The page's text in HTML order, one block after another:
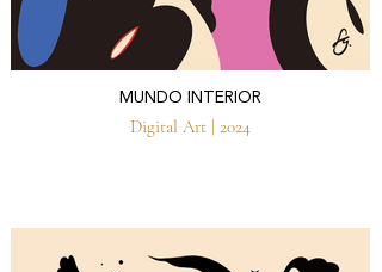
MUNDO INTERIOR
Digital Art | 2024